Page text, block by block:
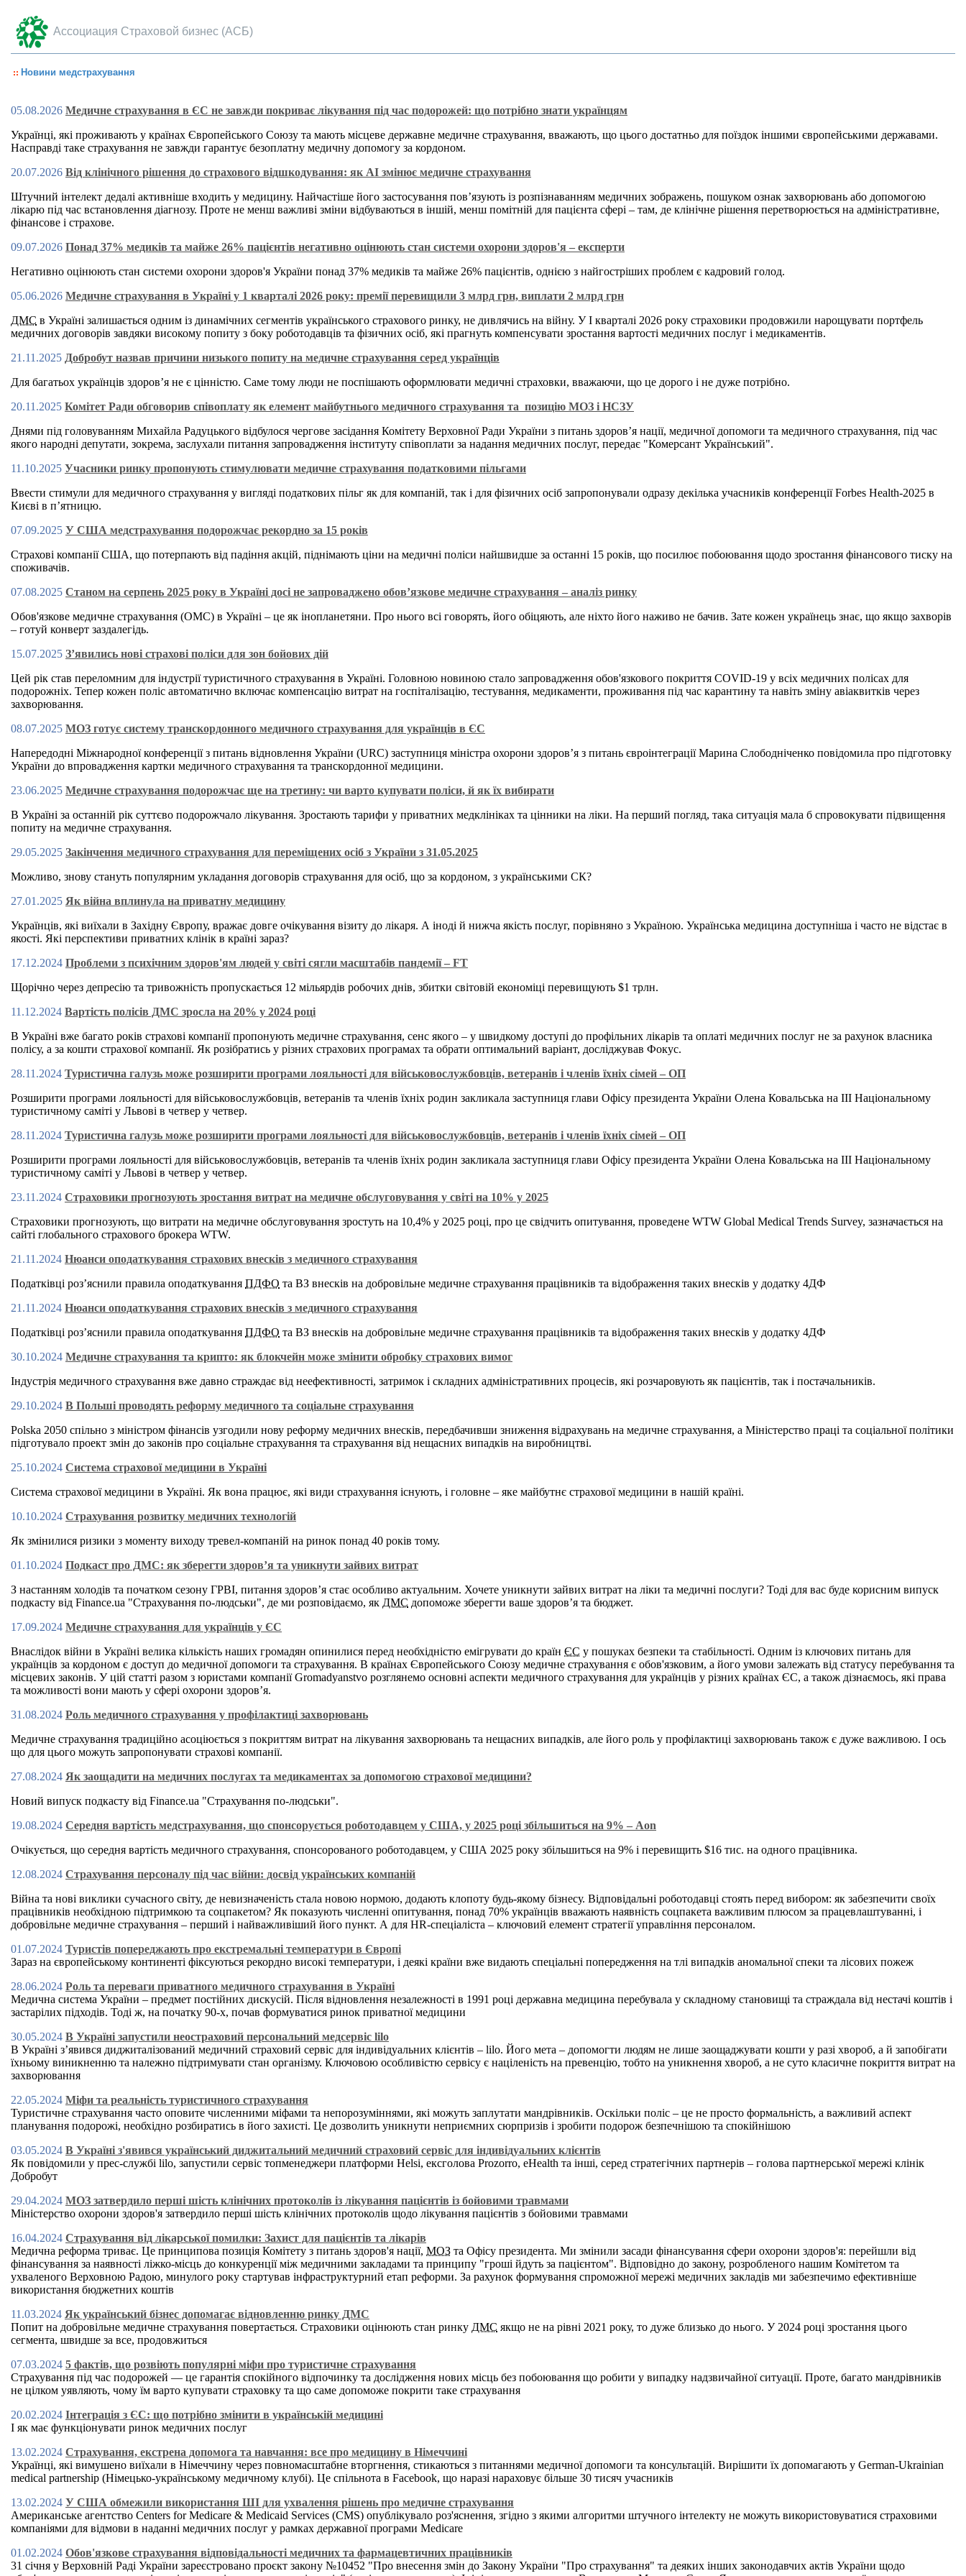
Ассоциация Страховой бизнес (АСБ)
Новини медстрахування
05.08.2026 Медичне страхування в ЄС не завжди покриває лікування під час подорожей: що потрібно знати українцям
Українці, які проживають у країнах Європейського Союзу та мають місцеве державне медичне страхування, вважають, що цього достатньо для поїздок іншими європейськими державами.
Насправді таке страхування не завжди гарантує безоплатну медичну допомогу за кордоном.
20.07.2026 Від клінічного рішення до страхового відшкодування: як AI змінює медичне страхування
Штучний інтелект дедалі активніше входить у медицину. Найчастіше його застосування пов’язують із розпізнаванням медичних зображень, пошуком ознак захворювань або допомогою
лікарю під час встановлення діагнозу. Проте не менш важливі зміни відбуваються в іншій, менш помітній для пацієнта сфері – там, де клінічне рішення перетворюється на адміністративне,
фінансове і страхове.
09.07.2026 Понад 37% медиків та майже 26% пацієнтів негативно оцінюють стан системи охорони здоров'я – експерти
Негативно оцінюють стан системи охорони здоров'я України понад 37% медиків та майже 26% пацієнтів, однією з найгостріших проблем є кадровий голод.
05.06.2026 Медичне страхування в Україні у 1 кварталі 2026 року: премії перевищили 3 млрд грн, виплати 2 млрд грн
ДМС в Україні залишається одним із динамічних сегментів українського страхового ринку, не дивлячись на війну. У І кварталі 2026 року страховики продовжили нарощувати портфель
медичних договорів завдяки високому попиту з боку роботодавців та фізичних осіб, які прагнуть компенсувати зростання вартості медичних послуг і медикаментів.
21.11.2025 Добробут назвав причини низького попиту на медичне страхування серед українців
Для багатьох українців здоров’я не є цінністю. Саме тому люди не поспішають оформлювати медичні страховки, вважаючи, що це дорого і не дуже потрібно.
20.11.2025 Комітет Ради обговорив співоплату як елемент майбутнього медичного страхування та позицію МОЗ і НСЗУ
Днями під головуванням Михайла Радуцького відбулося чергове засідання Комітету Верховної Ради України з питань здоров’я нації, медичної допомоги та медичного страхування, під час
якого народні депутати, зокрема, заслухали питання запровадження інституту співоплати за надання медичних послуг, передає "Комерсант Український".
11.10.2025 Учасники ринку пропонують стимулювати медичне страхування податковими пільгами
Ввести стимули для медичного страхування у вигляді податкових пільг як для компаній, так і для фізичних осіб запропонували одразу декілька учасників конференції Forbes Health-2025 в
Києві в п’ятницю.
07.09.2025 У США медстрахування подорожчає рекордно за 15 років
Страхові компанії США, що потерпають від падіння акцій, піднімають ціни на медичні поліси найшвидше за останні 15 років, що посилює побоювання щодо зростання фінансового тиску на
споживачів.
07.08.2025 Станом на серпень 2025 року в Україні досі не запроваджено обов’язкове медичне страхування – аналіз ринку
Обов'язкове медичне страхування (ОМС) в Україні – це як інопланетяни. Про нього всі говорять, його обіцяють, але ніхто його наживо не бачив. Зате кожен українець знає, що якщо захворів
– готуй конверт заздалегідь.
15.07.2025 З’явились нові страхові поліси для зон бойових дій
Цей рік став переломним для індустрії туристичного страхування в Україні. Головною новиною стало запровадження обов'язкового покриття COVID-19 у всіх медичних полісах для
подорожніх. Тепер кожен поліс автоматично включає компенсацію витрат на госпіталізацію, тестування, медикаменти, проживання під час карантину та навіть зміну авіаквитків через
захворювання.
08.07.2025 МОЗ готує систему транскордонного медичного страхування для українців в ЄС
Напередодні Міжнародної конференції з питань відновлення України (URC) заступниця міністра охорони здоров’я з питань євроінтеграції Марина Слободніченко повідомила про підготовку
України до впровадження картки медичного страхування та транскордонної медицини.
23.06.2025 Медичне страхування подорожчає ще на третину: чи варто купувати поліси, й як їх вибирати
В Україні за останній рік суттєво подорожчало лікування. Зростають тарифи у приватних медклініках та цінники на ліки. На перший погляд, така ситуація мала б спровокувати підвищення
попиту на медичне страхування.
29.05.2025 Закінчення медичного страхування для переміщених осіб з України з 31.05.2025
Можливо, знову стануть популярним укладання договорів страхування для осіб, що за кордоном, з українськими СК?
27.01.2025 Як війна вплинула на приватну медицину
Українців, які виїхали в Західну Європу, вражає довге очікування візиту до лікаря. А іноді й нижча якість послуг, порівняно з Україною. Українська медицина доступніша і часто не відстає в
якості. Які перспективи приватних клінік в країні зараз?
17.12.2024 Проблеми з психічним здоров'ям людей у світі сягли масштабів пандемії – FT
Щорічно через депресію та тривожність пропускається 12 мільярдів робочих днів, збитки світовій економіці перевищують $1 трлн.
11.12.2024 Вартість полісів ДМС зросла на 20% у 2024 році
В Україні вже багато років страхові компанії пропонують медичне страхування, сенс якого – у швидкому доступі до профільних лікарів та оплаті медичних послуг не за рахунок власника
полісу, а за кошти страхової компанії. Як розібратись у різних страхових програмах та обрати оптимальний варіант, досліджував Фокус.
28.11.2024 Туристична галузь може розширити програми лояльності для військовослужбовців, ветеранів і членів їхніх сімей – ОП
Розширити програми лояльності для військовослужбовців, ветеранів та членів їхніх родин закликала заступниця глави Офісу президента України Олена Ковальська на ІІІ Національному
туристичному саміті у Львові в четвер у четвер.
28.11.2024 Туристична галузь може розширити програми лояльності для військовослужбовців, ветеранів і членів їхніх сімей – ОП
Розширити програми лояльності для військовослужбовців, ветеранів та членів їхніх родин закликала заступниця глави Офісу президента України Олена Ковальська на ІІІ Національному
туристичному саміті у Львові в четвер у четвер.
23.11.2024 Страховики прогнозують зростання витрат на медичне обслуговування у світі на 10% у 2025
Страховики прогнозують, що витрати на медичне обслуговування зростуть на 10,4% у 2025 році, про це свідчить опитування, проведене WTW Global Medical Trends Survey, зазначається на
сайті глобального страхового брокера WTW.
21.11.2024 Нюанси оподаткування страхових внесків з медичного страхування
Податківці роз’яснили правила оподаткування ПДФО та ВЗ внесків на добровільне медичне страхування працівників та відображення таких внесків у додатку 4ДФ
21.11.2024 Нюанси оподаткування страхових внесків з медичного страхування
Податківці роз’яснили правила оподаткування ПДФО та ВЗ внесків на добровільне медичне страхування працівників та відображення таких внесків у додатку 4ДФ
30.10.2024 Медичне страхування та крипто: як блокчейн може змінити обробку страхових вимог
Індустрія медичного страхування вже давно страждає від неефективності, затримок і складних адміністративних процесів, які розчаровують як пацієнтів, так і постачальників.
29.10.2024 В Польші проводять реформу медичного та соціальне страхування
Polska 2050 спільно з міністром фінансів узгодили нову реформу медичних внесків, передбачивши зниження відрахувань на медичне страхування, а Міністерство праці та соціальної політики
підготувало проект змін до законів про соціальне страхування та страхування від нещасних випадків на виробництві.
25.10.2024 Система страхової медицини в Україні
Система страхової медицини в Україні. Як вона працює, які види страхування існують, і головне – яке майбутнє страхової медицини в нашій країні.
10.10.2024 Страхування розвитку медичних технологій
Як змінилися ризики з моменту виходу тревел-компаній на ринок понад 40 років тому.
01.10.2024 Подкаст про ДМС: як зберегти здоров’я та уникнути зайвих витрат
З настанням холодів та початком сезону ГРВІ, питання здоров’я стає особливо актуальним. Хочете уникнути зайвих витрат на ліки та медичні послуги? Тоді для вас буде корисним випуск
подкасту від Finance.ua "Страхування по-людськи", де ми розповідаємо, як ДМС допоможе зберегти ваше здоров’я та бюджет.
17.09.2024 Медичне страхування для українців у ЄС
Внаслідок війни в Україні велика кількість наших громадян опинилися перед необхідністю емігрувати до країн ЄС у пошуках безпеки та стабільності. Одним із ключових питань для
українців за кордоном є доступ до медичної допомоги та страхування. В країнах Європейського Союзу медичне страхування є обов'язковим, а його умови залежать від статусу перебування та
місцевих законів. У цій статті разом з юристами компанії Gromadyanstvo розглянемо основні аспекти медичного страхування для українців у різних країнах ЄС, а також дізнаємось, які права
та можливості вони мають у сфері охорони здоров’я.
31.08.2024 Роль медичного страхування у профілактиці захворювань
Медичне страхування традиційно асоціюється з покриттям витрат на лікування захворювань та нещасних випадків, але його роль у профілактиці захворювань також є дуже важливою. І ось
що для цього можуть запропонувати страхові компанії.
27.08.2024 Як заощадити на медичних послугах та медикаментах за допомогою страхової медицини?
Новий випуск подкасту від Finance.ua "Страхування по-людськи".
19.08.2024 Середня вартість медстрахування, що спонсорується роботодавцем у США, у 2025 році збільшиться на 9% – Aon
Очікується, що середня вартість медичного страхування, спонсорованого роботодавцем, у США 2025 року збільшиться на 9% і перевищить $16 тис. на одного працівника.
12.08.2024 Страхування персоналу під час війни: досвід українських компаній
Війна та нові виклики сучасного світу, де невизначеність стала новою нормою, додають клопоту будь-якому бізнесу. Відповідальні роботодавці стоять перед вибором: як забезпечити своїх
працівників необхідною підтримкою та соцпакетом? Як показують численні опитування, понад 70% українців вважають наявність соцпакета важливим плюсом за працевлаштуванні, і
добровільне медичне страхування – перший і найважливіший його пункт. А для HR-спеціаліста – ключовий елемент стратегії управління персоналом.
01.07.2024 Туристів попереджають про екстремальні температури в Європі
Зараз на європейському континенті фіксуються рекордно високі температури, і деякі країни вже видають спеціальні попередження на тлі випадків аномальної спеки та лісових пожеж
28.06.2024 Роль та переваги приватного медичного страхування в Україні
Медична система України – предмет постійних дискусій. Після відновлення незалежності в 1991 році державна медицина перебувала у складному становищі та страждала від нестачі коштів і
застарілих підходів. Тоді ж, на початку 90-х, почав формуватися ринок приватної медицини
30.05.2024 В Україні запустили неостраховий персональний медсервіс lilo
В Україні зʼявився диджиталізований медичний страховий сервіс для індивідуальних клієнтів – lilo. Його мета – допомогти людям не лише заощаджувати кошти у разі хвороб, а й запобігати
їхньому виникненню та належно підтримувати стан організму. Ключовою особливістю сервісу є націленість на превенцію, тобто на уникнення хвороб, а не суто класичне покриття витрат на
захворювання
22.05.2024 Міфи та реальність туристичного страхування
Туристичне страхування часто оповите численними міфами та непорозуміннями, які можуть заплутати мандрівників. Оскільки поліс – це не просто формальність, а важливий аспект
планування подорожі, необхідно розбиратись в його захисті. Це дозволить уникнути неприємних сюрпризів і зробити подорож безпечнішою та спокійнішою
03.05.2024 В Україні з'явився український диджитальний медичний страховий сервіс для індивідуальних клієнтів
Як повідомили у прес-службі lilo, запустили сервіс топменеджери платформи Helsi, ексголова Prozorro, eHealth та інші, серед стратегічних партнерів – голова партнерської мережі клінік
Добробут
29.04.2024 МОЗ затвердило перші шість клінічних протоколів із лікування пацієнтів із бойовими травмами
Міністерство охорони здоров'я затвердило перші шість клінічних протоколів щодо лікування пацієнтів з бойовими травмами
16.04.2024 Страхування від лікарської помилки: Захист для пацієнтів та лікарів
Медична реформа триває. Це принципова позиція Комітету з питань здоров'я нації, МОЗ та Офісу президента. Ми змінили засади фінансування сфери охорони здоров'я: перейшли від
фінансування за наявності ліжко-місць до конкуренції між медичними закладами та принципу "гроші йдуть за пацієнтом". Відповідно до закону, розробленого нашим Комітетом та
ухваленого Верховною Радою, минулого року стартував інфраструктурний етап реформи. За рахунок формування спроможної мережі медичних закладів ми забезпечимо ефективніше
використання бюджетних коштів
11.03.2024 Як український бізнес допомагає відновленню ринку ДМС
Попит на добровільне медичне страхування повертається. Страховики оцінюють стан ринку ДМС якщо не на рівні 2021 року, то дуже близько до нього. У 2024 році зростання цього
сегмента, швидше за все, продовжиться
07.03.2024 5 фактів, що розвіють популярні міфи про туристичне страхування
Страхування під час подорожей ― це гарантія спокійного відпочинку та дослідження нових місць без побоювання що робити у випадку надзвичайної ситуації. Проте, багато мандрівників
не цілком уявляють, чому їм варто купувати страховку та що саме допоможе покрити таке страхування
20.02.2024 Інтеграція з ЄС: що потрібно змінити в українській медицині
І як має функціонувати ринок медичних послуг
13.02.2024 Страхування, екстрена допомога та навчання: все про медицину в Німеччині
Українці, які вимушено виїхали в Німеччину через повномасштабне вторгнення, стикаються з питаннями медичної допомоги та консультацій. Вирішити їх допомагають у German-Ukrainian
medical partnership (Німецько-українському медичному клубі). Це спільнота в Facebook, що наразі нараховує більше 30 тисяч учасників
13.02.2024 У США обмежили використання ШІ для ухвалення рішень про медичне страхування
Американське агентство Centers for Medicare & Medicaid Services (CMS) опублікувало роз'яснення, згідно з якими алгоритми штучного інтелекту не можуть використовуватися страховими
компаніями для відмови в наданні медичних послуг у рамках державної програми Medicare
01.02.2024 Обов'язкове страхування відповідальності медичних та фармацевтичних працівників
31 січня у Верховній Раді України зареєстровано проєкт закону №10452 "Про внесення змін до Закону України "Про страхування" та деяких інших законодавчих актів України щодо